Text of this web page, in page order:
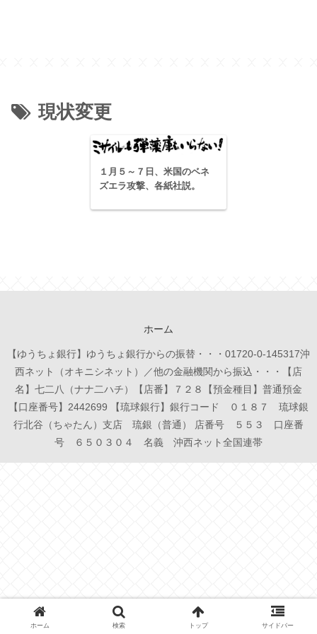
現状変更
１月５～７日、米国のベネ
ズエラ攻撃、各紙社説。
ホーム
【ゆうちょ銀行】ゆうちょ銀行からの振替・・・01720-0-145317沖
西ネット（オキニシネット）／他の金融機関から振込・・・【店
名】七二八（ナナ二ハチ）【店番】７２８【預金種目】普通預金
【口座番号】2442699 【琉球銀行】銀行コード ０１８７ 琉球銀
行北谷（ちゃたん）支店 琉銀（普通） 店番号 ５５３ 口座番
号 ６５０３０４ 名義 沖西ネット全国連帯
ホーム 検索 トップ サイドバー